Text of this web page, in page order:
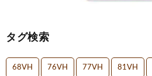
タグ検索
68VH 76VH 77VH 81VH